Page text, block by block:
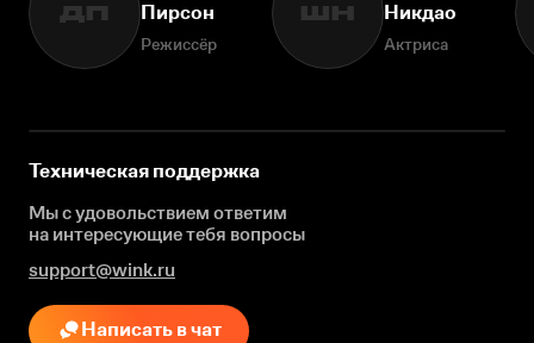
ДП
Пирсон
Режиссёр
ШН
Никдао
Актриса
Техническая поддержка
Мы с удовольствием ответим
на интересующиетебя вопросы
support@wink.ru
Написать в чат